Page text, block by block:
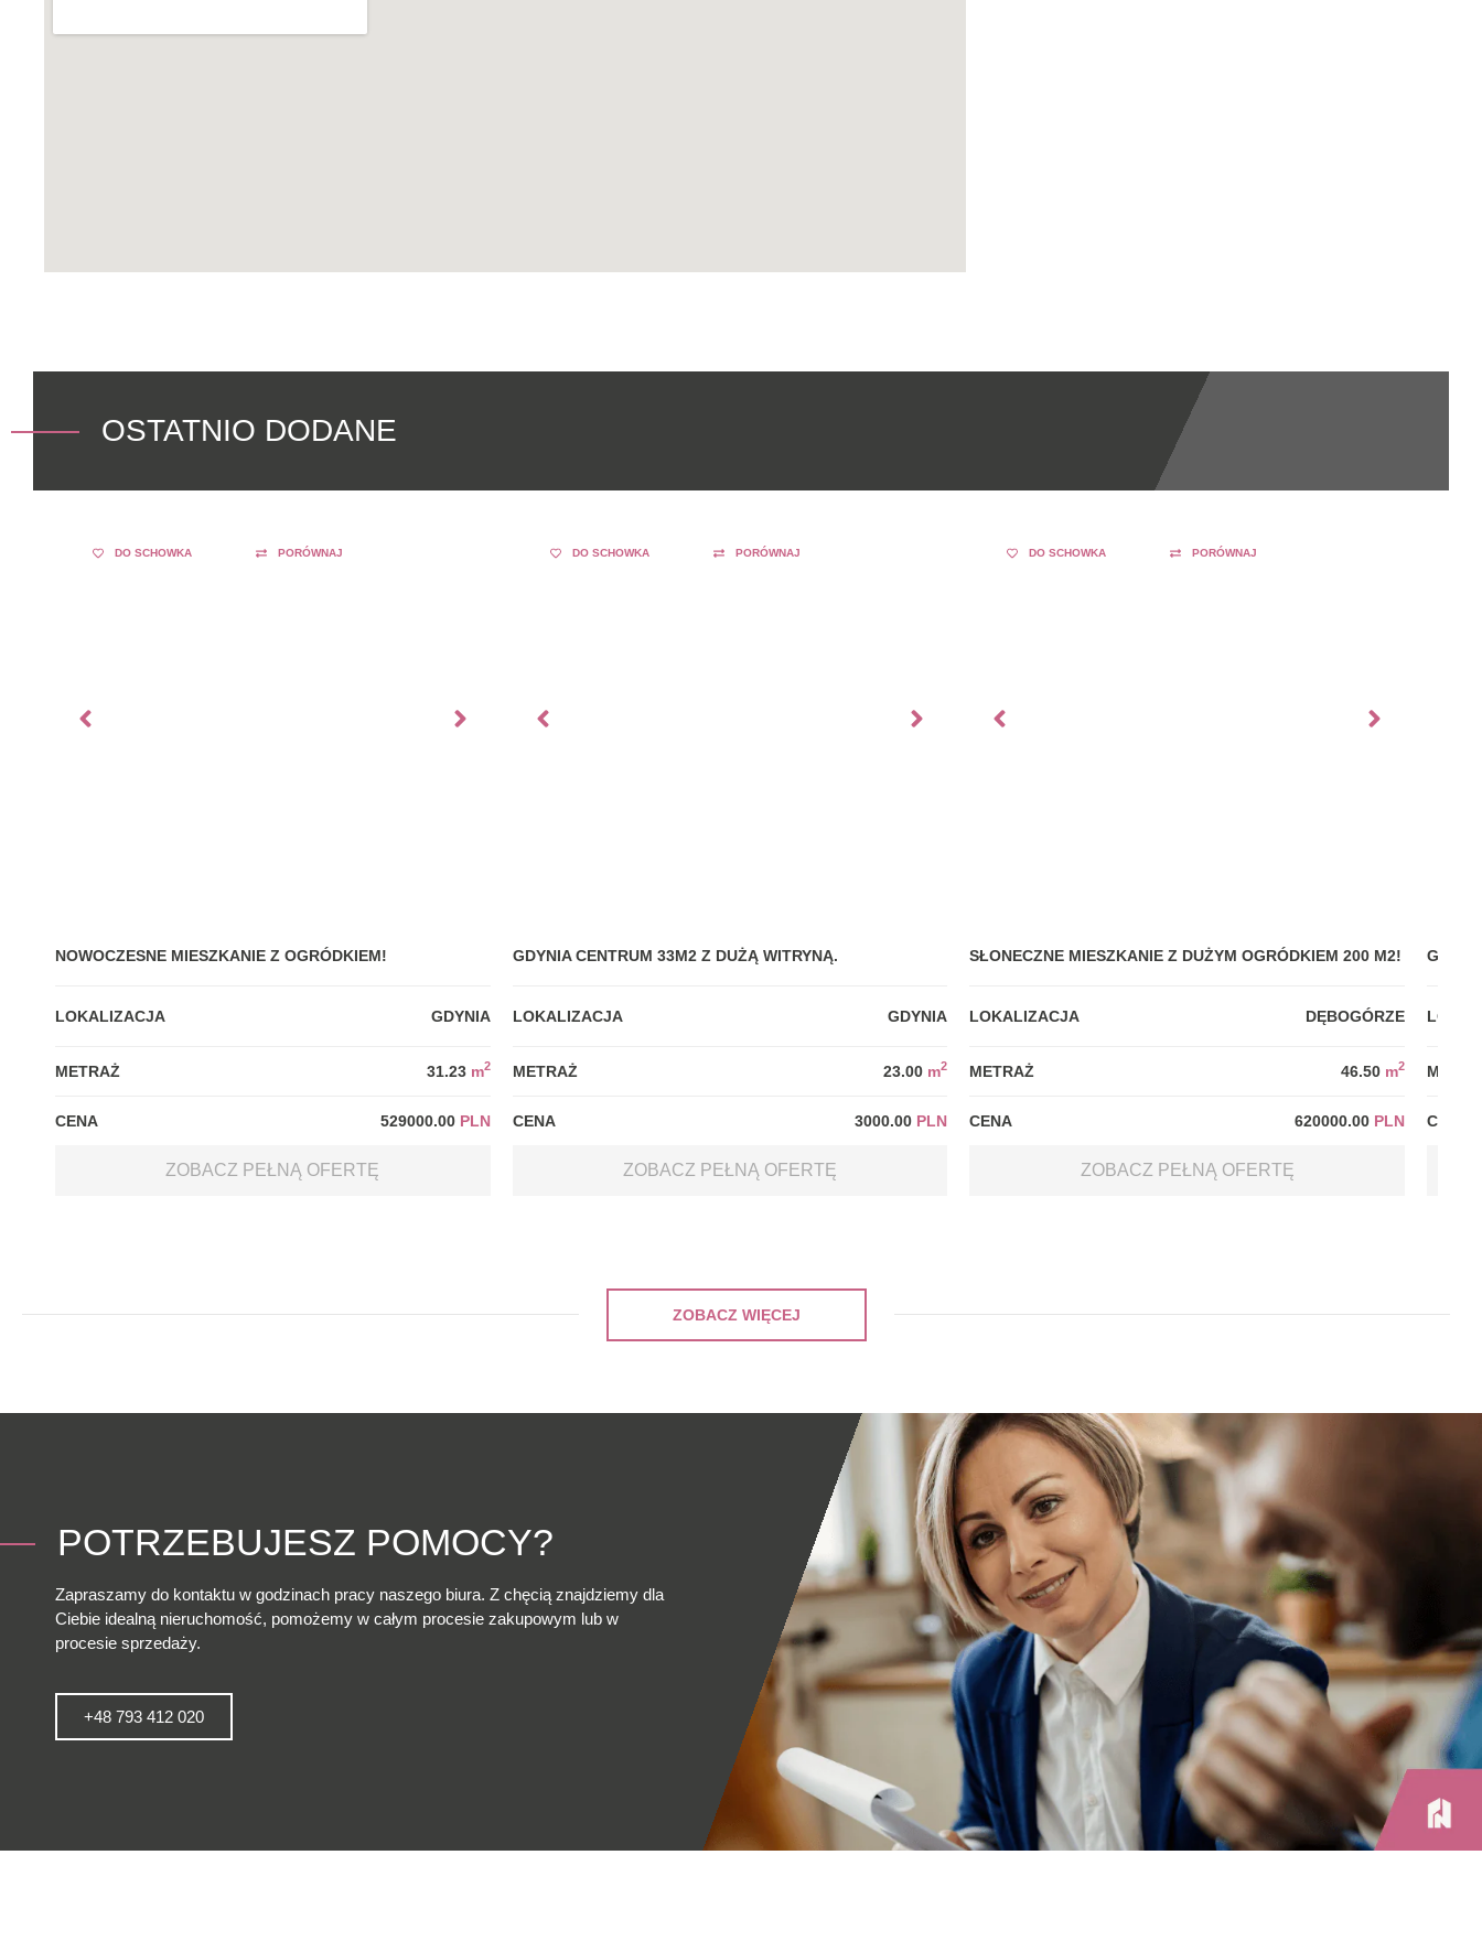
OSTATNIO DODANE
DO SCHOWKA PORÓWNAJ
NOWOCZESNE MIESZKANIE Z OGRÓDKIEM!
LOKALIZACJA GDYNIA
METRAŻ 31.23 m2
CENA 529000.00 PLN
ZOBACZ PEŁNĄ OFERTĘ
DO SCHOWKA PORÓWNAJ
GDYNIA CENTRUM 33M2 Z DUŻĄ WITRYNĄ.
LOKALIZACJA GDYNIA
METRAŻ 23.00 m2
CENA 3000.00 PLN
ZOBACZ PEŁNĄ OFERTĘ
DO SCHOWKA PORÓWNAJ
SŁONECZNE MIESZKANIE Z DUŻYM OGRÓDKIEM 200 M2!
LOKALIZACJA DĘBOGÓRZE
METRAŻ 46.50 m2
CENA 620000.00 PLN
ZOBACZ PEŁNĄ OFERTĘ
CENA
ZOBACZ WIĘCEJ
POTRZEBUJESZ POMOCY?
Zapraszamy do kontaktu w godzinach pracy naszego biura. Z chęcią znajdziemy dla
Ciebie idealną nieruchomość, pomożemy w całym procesie zakupowym lub w
procesie sprzedaży.
+48 793 412 020